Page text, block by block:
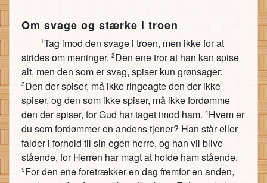
Om svage og stærke i troen
1Tag imod den svage i troen, men ikke for at
strides om meninger. 2Den ene tror at han kan spise
alt, men den som er svag, spiser kun grønsager.
3Den der spiser, må ikke ringeagte den der ikke
spiser, og den som ikke spiser, må ikke fordømme
den der spiser, for Gud har taget imod ham. 4Hvem er
du som fordømmer en andens tjener? Han står eller
falder i forhold til sin egen herre, og han vil blive
stående, for Herren har magt at holde ham stående.
5For den ene foretrækker en dag fremfor en anden,